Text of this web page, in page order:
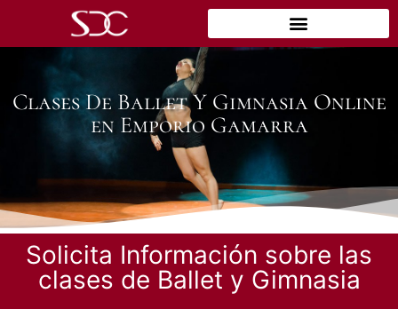
Clases De Ballet Y Gimnasia Online
en Emporio Gamarra
Solicita Información sobre las
clases de Ballet y Gimnasia